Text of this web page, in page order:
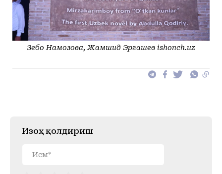
Зебо Намозова, Жамшид Эргашев ishonch.uz
Изоҳ қолдириш